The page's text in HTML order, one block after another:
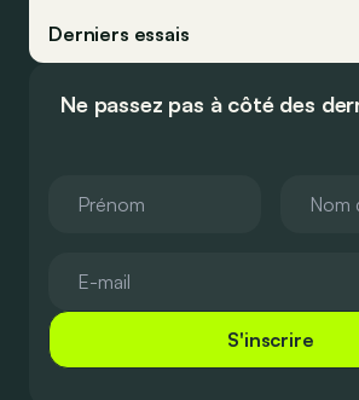
Derniers essais
Ne passez pas à côté des
S'inscrire